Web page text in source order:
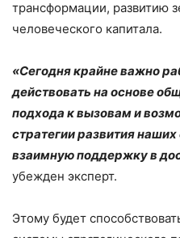
трансформации, развитию
человеческого капитала.
«Сегодня крайне важно
действовать на основе
подхода к вызовам и
стратегии развития
взаимную поддержку в
убежден эксперт.
Этому будет